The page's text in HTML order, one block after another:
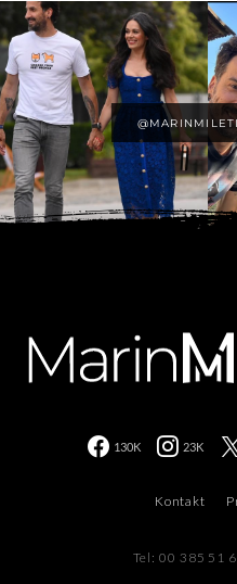
130K 23K
Kontakt
Tel: 00 385 51